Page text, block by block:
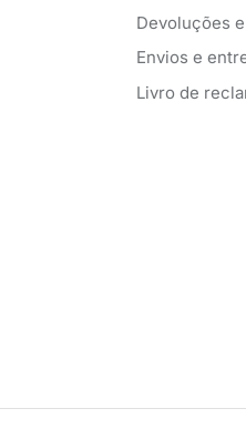
Devoluções
Envios e
Livro de